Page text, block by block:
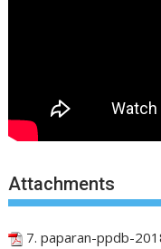
Attachments
7. paparan-ppdb-